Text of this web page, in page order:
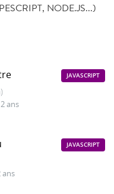
NODE.JS...)
ans
JAVASCRIPT
ans
JAVASCRIPT